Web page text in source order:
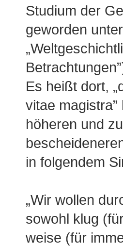
Studium der
geworden
Es heißt dort,
vitae magistra”
höheren und
in folgendem
„Wir wollen
sowohl klug
weise (für